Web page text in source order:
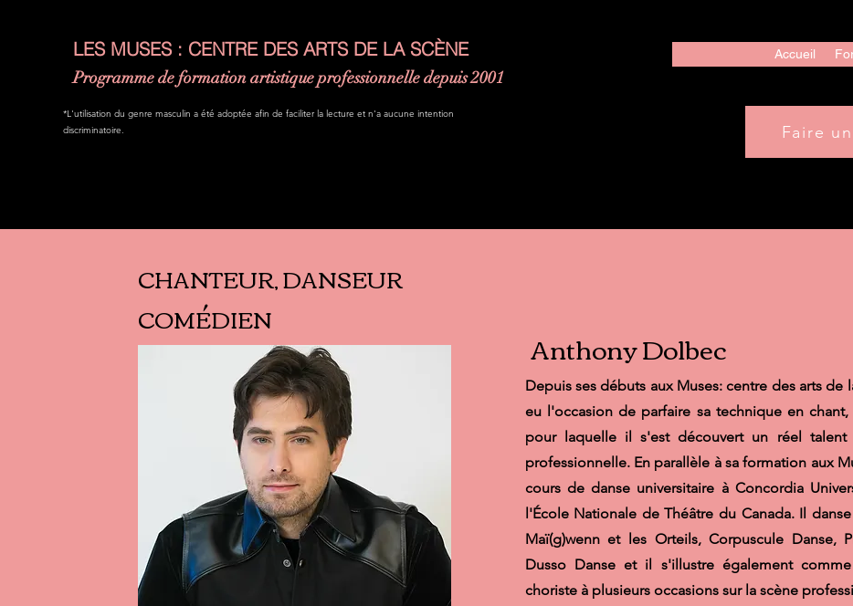
LES MUSES : CENTRE DES ARTS DE LA SCÈNE
Programme de formation artistique professionnelle depuis 2001
*L'utilisation du genre masculin a été adoptée afin de faciliter la lecture et n'a aucune intention
discriminatoire.
Accueil
Faire
CHANTEUR, DANSEUR
COMÉDIEN
Anthony Dolbec
Depuis ses débuts aux Muses: centre des arts de
eu l'occasion de parfaire sa technique en
pour laquelle il s'est découvert un réel
professionnelle. En parallèle à sa formation aux
cours de danse universitaire à Concordia
l'École Nationale de Théâtre du Canada. Il
Maï(g)wenn et les Orteils, Corpuscule Danse,
Dusso Danse et il s'illustre également
choriste à plusieurs occasions sur la scène